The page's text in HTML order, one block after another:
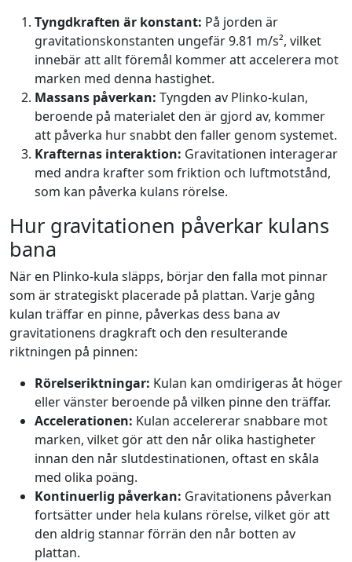
Tyngdkraften är konstant: På jorden är
gravitationskonstanten ungefär 9.81 m/s², vilket
innebär att allt föremål kommer att accelerera mot
marken med denna hastighet.
Massans påverkan: Tyngden av Plinko-kulan,
beroende på materialet den är gjord av, kommer
att påverka hur snabbt den faller genom systemet.
Krafternas interaktion: Gravitationen interagerar
med andra krafter som friktion och luftmotstånd,
som kan påverka kulans rörelse.
Hur gravitationen påverkar kulans
bana
När en Plinko-kula släpps, börjar den falla mot pinnar
som är strategiskt placerade på plattan. Varje gång
kulan träffar en pinne, påverkas dess bana av
gravitationens dragkraft och den resulterande
riktningen på pinnen:
Rörelseriktningar: Kulan kan omdirigeras åt höger
eller vänster beroende på vilken pinne den träffar.
Accelerationen: Kulan accelererar snabbare mot
marken, vilket gör att den når olika hastigheter
innan den når slutdestinationen, oftast en skåla
med olika poäng.
Kontinuerlig påverkan: Gravitationens påverkan
fortsätter under hela kulans rörelse, vilket gör att
den aldrig stannar förrän den når botten av
plattan.